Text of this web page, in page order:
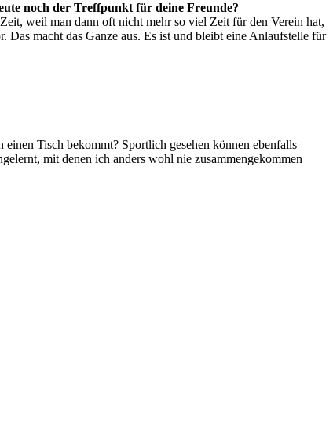
noch der Treffpunkt für deine Freunde?
weil man dann oft nicht mehr so viel Zeit für den Verein hat,
macht das Ganze aus. Es ist und bleibt eine Anlaufstelle für
Tisch bekommt? Sportlich gesehen können ebenfalls
mit denen ich anders wohl nie zusammengekommen